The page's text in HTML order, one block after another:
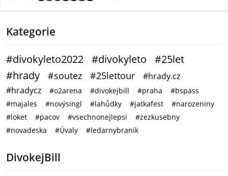
Kategorie
#divokyleto2022 #divokyleto
#25let
#hrady
#soutez #25lettour
#hrady.cz
#hradycz
#o2arena #divokejbill #praha
#bspass
#majales
#novýsingl #lahůdky #jatkafest
#narozeniny
#loket
#pacov #vsechnonejlepsi
#zezkusebny
#novadeska
#Úvaly #ledarnybranik
DivokejBill